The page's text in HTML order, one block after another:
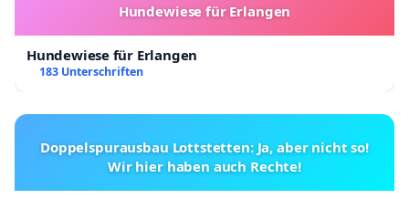
Hundewiese für Erlangen
Hundewiese für Erlangen
183 Unterschriften
Doppelspurausbau Lottstetten: Ja, aber nicht so!
Wir hier haben auch Rechte!